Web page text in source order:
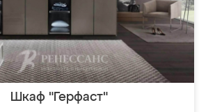
Шкаф "Герфаст"